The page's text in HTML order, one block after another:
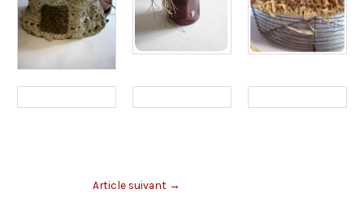
Article suivant →